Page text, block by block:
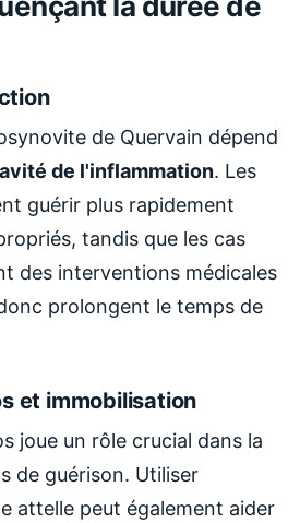
de Quervain dépend
de l'inflammation. Les
guérir plus rapidement
tandis que les cas
des interventions médicales
prolongent le temps de
et immobilisation
joue un rôle crucial dans la
de guérison. Utiliser
attelle peut également aider